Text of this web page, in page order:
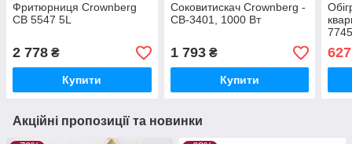
Фритюрниця Crownberg
CB 5547 5L
2 778 ₴
Купити
Соковитискач Crownberg -
CB-3401, 1000 Вт
1 793₴
Купити
627
Акційні пропозиції та новинки